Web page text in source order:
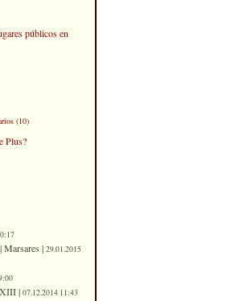
públicos en
(10)
Plus?
| Marsares | 29.01.2015
| 07.12.2014 11:43